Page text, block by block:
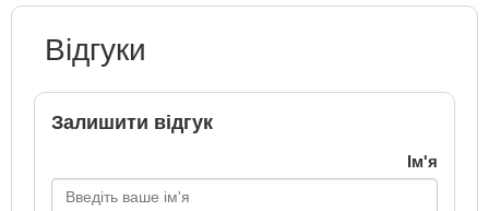
Відгуки
Залишити відгук
Ім'я